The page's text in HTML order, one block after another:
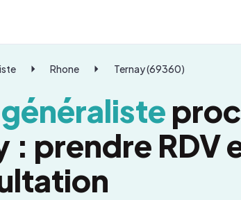
Rhone Ternay (69360)
: prendre RDV